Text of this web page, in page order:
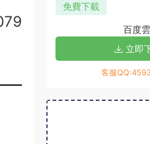
免費下載
百度
立即
客服